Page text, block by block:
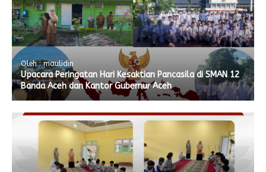
Oleh : maulidin
Upacara Peringatan Hari Kesaktian Pancasila di SMAN 12
Banda Aceh dan Kantor Gubernur Aceh